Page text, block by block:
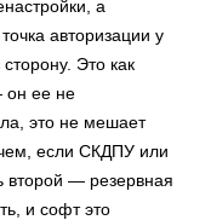
а
авторизации у
Это как
он ее не
это не мешает
если СКДПУ или
второй — резервная
и софт это